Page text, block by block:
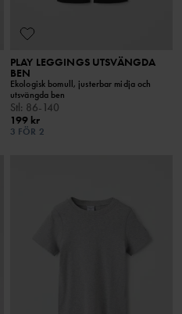
PLAY LEGGINGS UTSVÄNGDA
BEN
Ekologisk bomull, justerbar midja och
utsvängda ben
Stl: 86-140
199 kr
3 FÖR 2